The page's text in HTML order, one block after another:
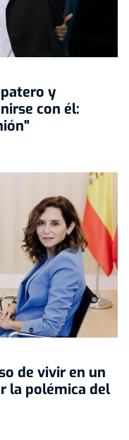
y
con él:
de vivir en un
la polémica del